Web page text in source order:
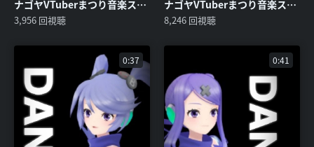
ナゴヤVTuberまつり音楽ステージ『おこちゃま戦争』ダイジェスト
3,956 回視聴
ナゴヤVTuberまつり音楽ステージ『Snow halation』ダイジェスト
8,246 回視聴
0:37 0:41